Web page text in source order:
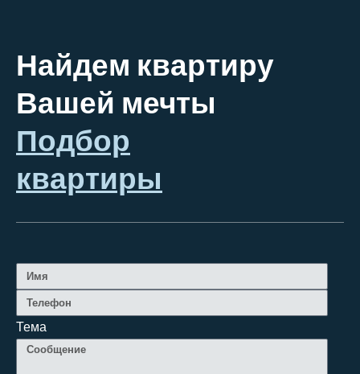
Найдем квартиру
Вашей мечты
Подбор
квартиры
Тема